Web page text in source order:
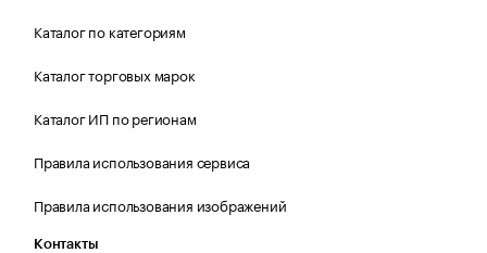
Каталог по категориям
Каталог торговых марок
Каталог ИП по регионам
Правила использования сервиса
Правила использования изображений
Контакты